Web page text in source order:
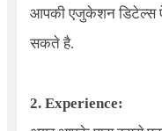
आपकी एजुकेशन डिटेल्स
सकते है.
2. Experience: